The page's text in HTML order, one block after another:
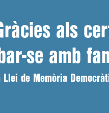
als
se amb
Llei de Memòria